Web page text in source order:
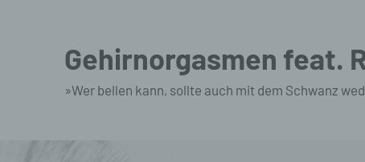
Gehirnorgasmen feat.
»Wer bellen kann, sollte auch mit dem Schwanz